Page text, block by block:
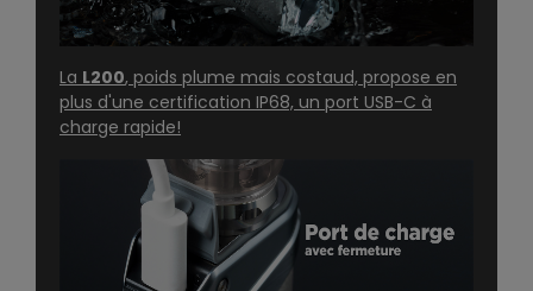
La L200, poids plume mais costaud, propose en
plus d'une certification IP68, un port USB-C à
charge rapide!